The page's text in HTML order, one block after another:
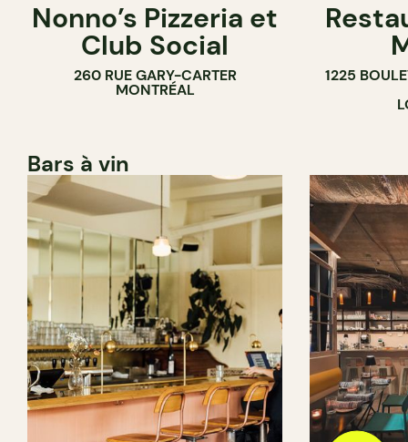
Nonno’s Pizzeria et
Club Social
260 RUE GARY-CARTER
MONTRÉAL
1225
Bars à vin